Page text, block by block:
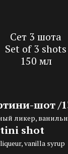
Сет 3 шота
Set of 3 shots
150 мл
шот /
ликер,
shot
vanilla syrup